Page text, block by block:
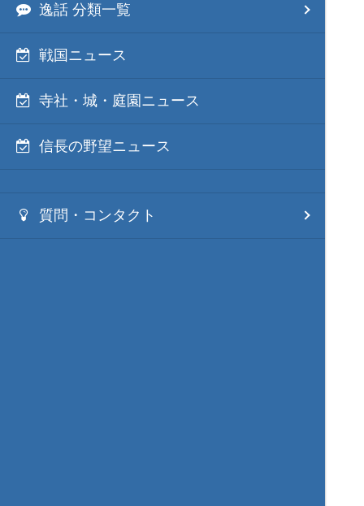
逸話 分類一覧
戦国ニュース
寺社・城・庭園ニュース
信長の野望ニュース
質問・コンタクト